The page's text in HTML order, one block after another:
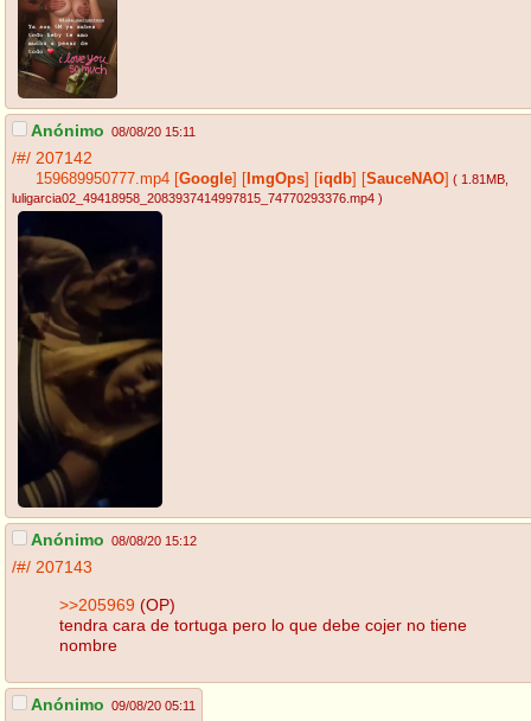
Anónimo 08/08/20 15:11
/#/ 207142
159689950777.mp4 [Google] [ ImgOps] [iqdb] [SauceNAO] ( 1.81MB
luligarcia02_49418958_2083937414997815_74770293376.mp4 )
Anónimo 08/08/20 15:12
/#/ 207143
>>205969 (OP)
tendra cara de tortuga pero lo que debe cojer no tiene
nombre
Anónimo 09/08/20 05:11